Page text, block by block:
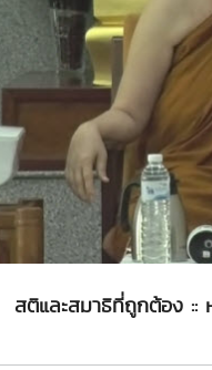
สติและสมาธิที่ถูกต้อง